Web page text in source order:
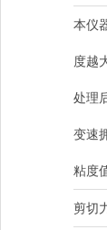
本仪
度越
处理
变速
粘度
剪切